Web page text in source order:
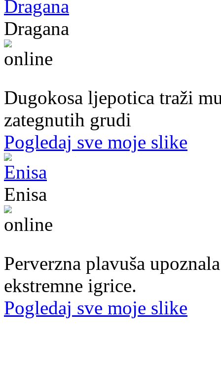
Dragana
Dugokosa ljepotica traži
zategnutih grudi
Pogledaj sve moje slike
Enisa
Perverzna plavuša
ekstremne igrice.
Pogledaj sve moje slike